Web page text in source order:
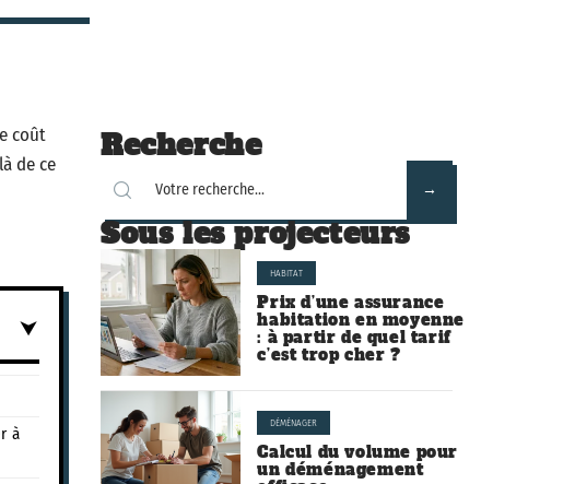
coût
de ce
à
Recherche
Sous les projecteurs
HABITAT
Prix d’une assurance
habitation en moyenne
: à partir de quel tarif
c’est trop cher ?
DÉMÉNAGER
Calcul du volume pour
un déménagement